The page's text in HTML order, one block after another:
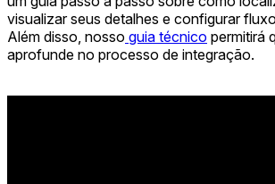
visualizar seus detalhes e configurar
Além disso, nosso guia técnico permitirá
aprofunde no processo de integração.